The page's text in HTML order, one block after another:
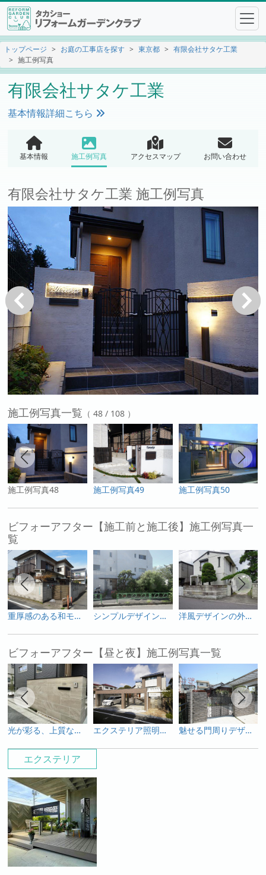
トップページ お庭の工事店を探す 東京都
有限会社サタケ工業
施工例写真
有限会社サタケ工業
基本情報詳細こちら
基本情報 施工例写真 アクセスマップ お問い合わせ
エクステリア
有限会社サタケ工業 施工例写真
戻る 次へ
施工例写真一覧 （ 48 / 108 ）
施工例写真48 施工例写真49 施工例写真50
ビフォーアフター【施工前と施工後】施工例写真一
覧
重厚感のある和モダンリフォーム外構 シンプルデザインでまとめたエクステリアリフォーム 洋風デザインの外構リフォーム工事
ビフォーアフター【昼と夜】施工例写真一覧
光が彩る、上質なモダンファサード エクステリア照明もしっかりプランニングした施工例 魅せる門周りデザイン｜ライティング（照明）施工例